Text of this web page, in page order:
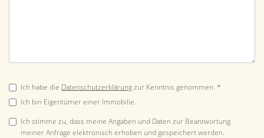
Ich habe die Datenschutzerklärungzur Kenntnis genommen. *
Ich bin Eigentümer einer Immobilie.
Ich stimme zu, dass meine Angaben und Daten zur Beantwortung
meiner Anfrage elektronisch erhoben und gespeichert werden.